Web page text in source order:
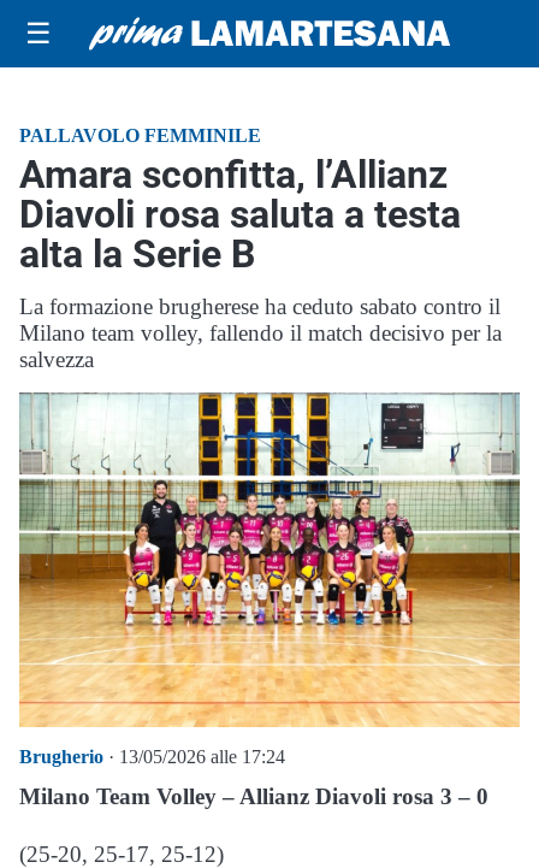
☰
PALLAVOLO FEMMINILE
Amara sconfitta, l’Allianz
Diavoli rosa saluta a testa
alta la Serie B
La formazione brugherese ha ceduto sabato contro il
Milano team volley, fallendo il match decisivo per la
salvezza
Brugherio · 13/05/2026 alle 17:24
Milano Team Volley – Allianz Diavoli rosa 3 – 0
(25-20, 25-17, 25-12)